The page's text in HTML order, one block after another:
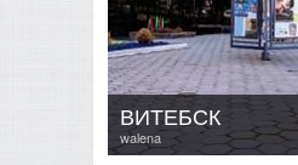
walena
ВИТЕБСК